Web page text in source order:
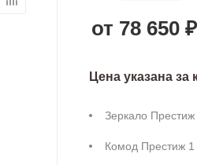
от 78 650 ₽
Цена указана за
Зеркало Престиж
Комод Престиж 1